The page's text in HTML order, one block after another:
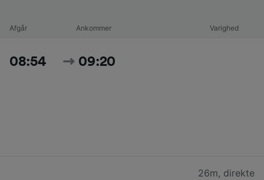
Afgår Ankommer Varighed
08:54 09:20
26m, direkte